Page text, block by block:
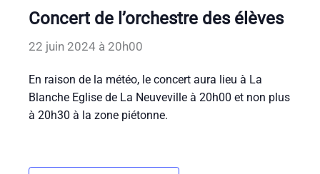
Concert de l’orchestre des élèves
22 juin 2024 à 20h00
En raison de la météo, le concert aura lieu à La
Blanche Eglise de La Neuveville à 20h00 et non plus
à 20h30 à la zone piétonne.